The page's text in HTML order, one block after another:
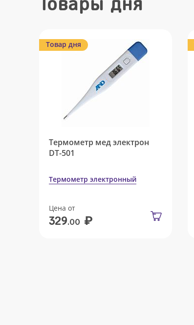
Товар дня
Термометр мед электрон
DT-501
Термометр электронный
Цена от
329.00 ₽